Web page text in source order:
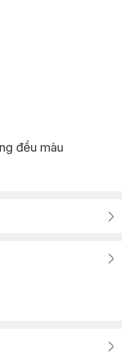
đều màu